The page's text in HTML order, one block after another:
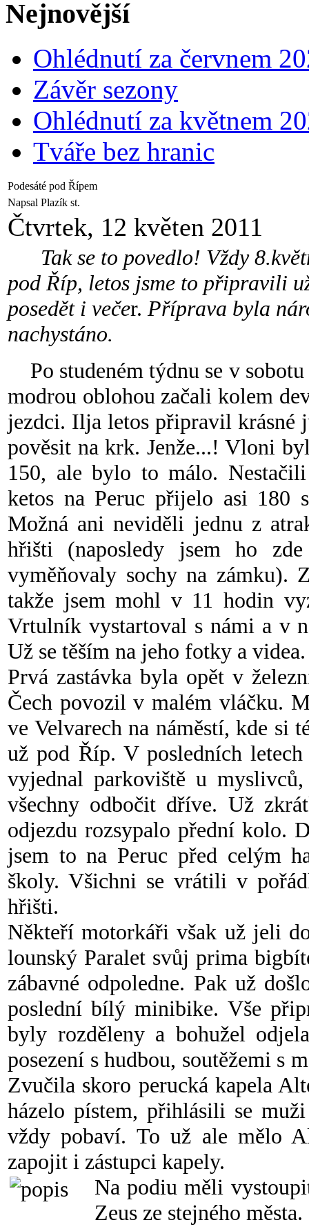
Nejnovější
Ohlédnutí za červnem
Závěr sezony
Ohlédnutí za květnem
Tváře bez hranic
Podesáté pod Řípem
Napsal Plazík st.
Čtvrtek, 12 květen 2011
Tak se to povedlo! Vždy
pod Říp, letos jsme to připravili
posedět i večer. Příprava byla
nachystáno.
Po studeném týdnu se v
modrou oblohou začali kolem
jezdci. Ilja letos připravil krásné
pověsit na krk. Jenže...! Vloni
150, ale bylo to málo.
ketos na Peruc přijelo asi 180
Možná ani neviděli jednu z
hřišti (naposledy jsem ho
vyměňovaly sochy na zámku).
takže jsem mohl v 11 hodin
Vrtulník vystartoval s námi a v
Už se těším na jeho fotky a videa.
Prvá zastávka byla opět v
Čech povozil v malém vláčku.
ve Velvarech na náměstí, kde si
už pod Říp. V posledních
vyjednal parkoviště u
všechny odbočit dříve. Už
odjezdu rozsypalo přední kolo.
jsem to na Peruc před celým
školy. Všichni se vrátili v
hřišti.
Někteří motorkáři však už jeli
lounský Paralet svůj prima
zábavné odpoledne. Pak už
poslední bílý minibike. Vše
byly rozděleny a bohužel
posezení s hudbou, soutěžemi s
Zvučila skoro perucká kapela
házelo pístem, přihlásili se
vždy pobaví. To už ale mělo
zapojit i zástupci kapely.
Na podiu měli
Zeus ze stejného